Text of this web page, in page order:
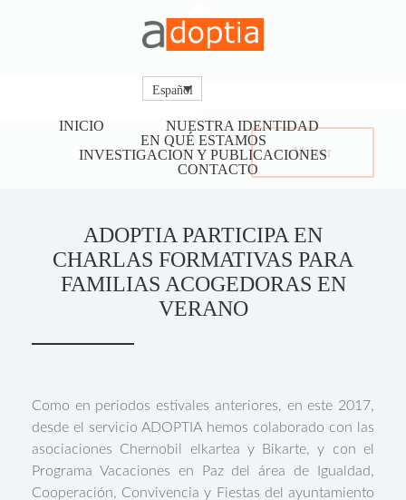
Español
INICIO
NUESTRA IDENTIDAD
EN QUÉ ESTAMOS
INVESTIGACION Y PUBLICACIONES
CONTACTO
Volver
ADOPTIA PARTICIPA EN
CHARLAS FORMATIVAS PARA
FAMILIAS ACOGEDORAS EN
VERANO
Como en periodos estivales anteriores, en este 2017,
desde el servicio ADOPTIA hemos colaborado con las
asociaciones Chernobil elkartea y Bikarte, y con el
Programa Vacaciones en Paz del área de Igualdad,
Cooperación, Convivencia y Fiestas del ayuntamiento